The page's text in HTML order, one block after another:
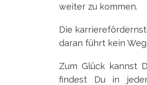
weiter zu kommen.
Die
daran führt kein
Zum Glück kannst
findest Du in